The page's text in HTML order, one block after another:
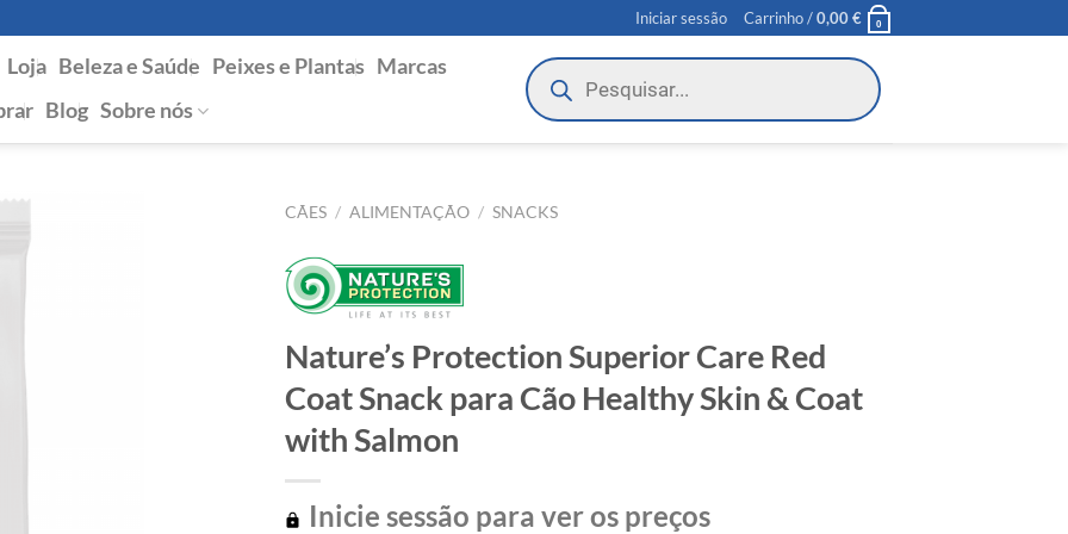
Iniciar sessão Carrinho /0,00€ 0
Loja Beleza e Saúde Peixes e Plantas Marcas
Blog Sobre nós
Products
search
CÃES / ALIMENTAÇÃO / SNACKS
Nature’s Protection Superior Care Red
Coat Snack para Cão Healthy Skin & Coat
with Salmon
Inicie sessão para ver os preços